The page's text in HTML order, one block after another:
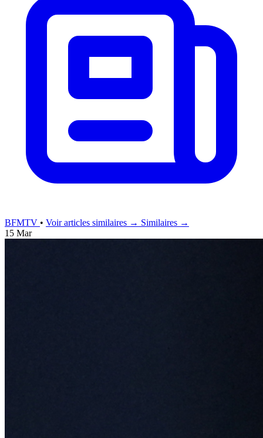
BFMTV • Voir articles similaires → Similaires →
15 Mar